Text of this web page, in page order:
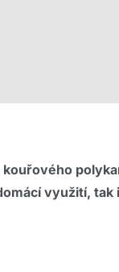
využití,